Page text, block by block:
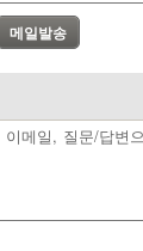
메일, 질문/답변